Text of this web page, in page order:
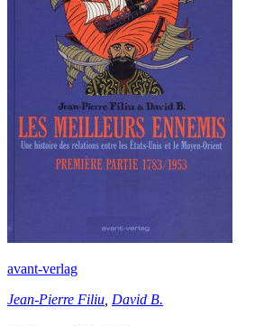
avant-verlag
Jean-Pierre Filiu, David B.